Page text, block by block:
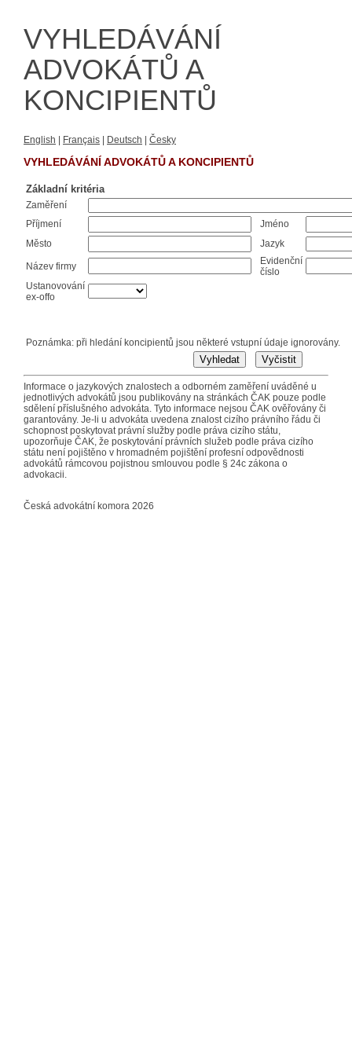
VYHLEDÁVÁNÍ
ADVOKÁTŮ A
KONCIPIENTŮ
English Français Deutsch Česky
VYHLEDÁVÁNÍ ADVOKÁTŮ A KONCIPIENTŮ
Základní kritéria
Zaměření
Příjmení
Jméno
Město
Jazyk
Název firmy
Evidenční
číslo
Ustanovování
ex-offo
Poznámka: při hledání koncipientů jsou některé vstupní údaje ignorovány.
Vyhledat Vyčistit
Informace o jazykových znalostech a odborném zaměření uváděné u
jednotlivých advokátů jsou publikovány na stránkách ČAK pouze podle
sdělení příslušného advokáta. Tyto informace nejsou ČAK ověřovány či
garantovány. Je-li u advokáta uvedena znalost cizího právního řádu či
schopnost poskytovat právní služby podle práva cizího státu,
upozorňuje ČAK, že poskytování právních služeb podle práva cizího
státu není pojištěno v hromadném pojištění profesní odpovědnosti
advokátů rámcovou pojistnou smlouvou podle § 24c zákona o
advokacii.
Česká advokátní komora 2026